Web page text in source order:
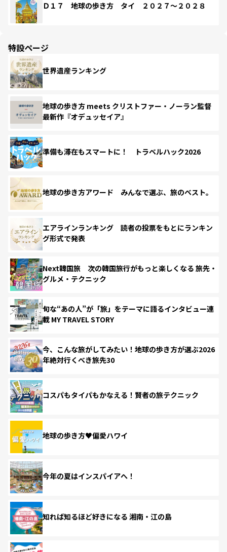
Ｄ１７ 地球の歩き方 タイ ２０２７～２０２８
特設ページ
世界遺産ランキング
地球の歩き方 meets クリストファー・ノーラン監督
最新作『オデュッセイア』
準備も滞在もスマートに！ トラベルハック2026
地球の歩き方アワード みんなで選ぶ、旅のベスト。
エアラインランキング 読者の投票をもとにランキン
グ形式で発表
Next韓国旅 次の韓国旅行がもっと楽しくなる 旅先・
グルメ・テクニック
旬な“あの人”が「旅」をテーマに語るインタビュー連
載 MY TRAVEL STORY
今、こんな旅がしてみたい！地球の歩き方が選ぶ2026
年絶対行くべき旅先30
コスパもタイパもかなえる！賢者の旅テクニック
地球の歩き方♥偏愛ハワイ
今年の夏はインスパイアへ！
知れば知るほど好きになる 湘南・江の島